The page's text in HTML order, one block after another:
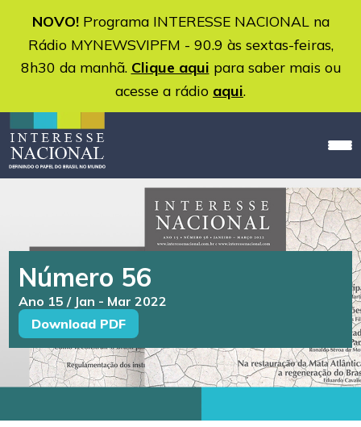
NOVO!Programa INTERESSE NACIONAL na
Rádio MYNEWSVIPFM - 90.9 às sextas-feiras,
8h30 da manhã. Clique aqui para saber mais ou
acesse a rádio aqui.
Número 56
Ano 15 / Jan - Mar 2022
Download PDF